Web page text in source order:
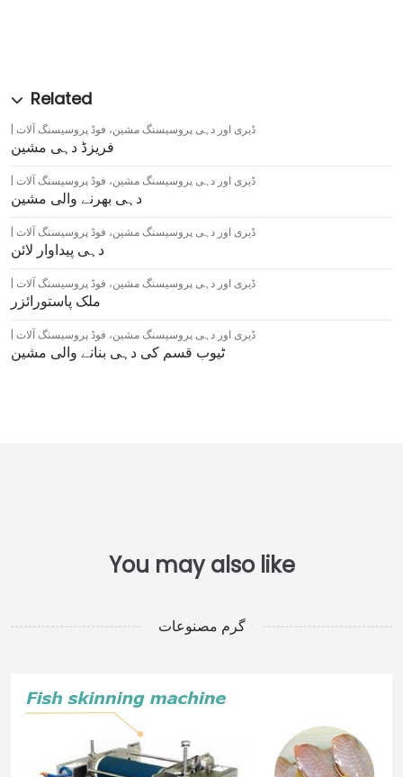
ڈیری اور دہی پروسیسنگ مشین، فوڈ پروسیسنگ آلات
فریزڈ دہی مشین
ڈیری اور دہی پروسیسنگ مشین، فوڈ پروسیسنگ آلات
دہی بھرنے والی مشین
ڈیری اور دہی پروسیسنگ مشین، فوڈ پروسیسنگ آلات
دہی پیداوار لائن
ڈیری اور دہی پروسیسنگ مشین، فوڈ پروسیسنگ آلات
ملک پاستورائزر
ڈیری اور دہی پروسیسنگ مشین، فوڈ پروسیسنگ آلات
ٹیوب قسم کی دہی بنانے والی مشین
گرم مصنوعات